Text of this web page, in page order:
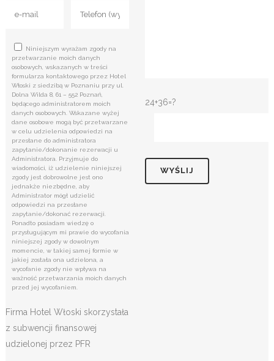
Niniejszym wyrażam zgody na
przetwarzanie moich danych
osobowych, wskazanych w treści
formularza kontaktowego przez Hotel
Włoski z siedzibą w Poznaniu przy ul.
Dolna Wilda 8, 61 – 552 Poznań,
będącego administratorem moich
danych osobowych. Wskazane wyżej
dane osobowe mogą być przetwarzane
w celu udzielenia odpowiedzi na
przesłane do administratora
zapytanie/dokonanie rezerwacji u
Administratora. Przyjmuje do
wiadomości, iż udzielenie niniejszej
zgody jest dobrowolne jest ono
jednakże niezbędne, aby
Administrator mógł udzielić
odpowiedzi na przesłane
zapytanie/dokonać rezerwacji.
Ponadto posiadam wiedzę o
przysługującym mi prawie do wycofania
niniejszej zgody w dowolnym
momencie, w takiej samej formie w
jakiej została ona udzielona, a
wycofanie zgody nie wpływa na
ważność przetwarzania moich danych
przed jej wycofaniem.
Firma Hotel Włoski skorzystała
z subwencji finansowej
udzielonej przez PFR
24+36=?